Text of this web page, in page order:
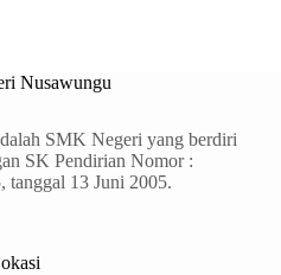
Nusawungu
SMK Negeri yang berdiri
SK Pendirian Nomor :
tanggal 13 Juni 2005.